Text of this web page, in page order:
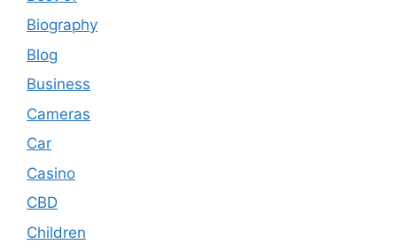
Biography
Blog
Business
Cameras
Car
Casino
CBD
Children